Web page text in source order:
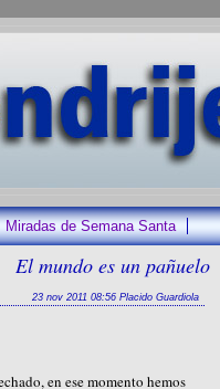
Miradas de Semana Santa
El mundo es un pañuelo
23 nov 2011 08:56 Placido Guardiola
en ese momento hemos